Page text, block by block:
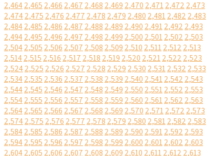
2,4642,465 2,466 2,467 2,468 2,469 2,470 2,4712,472 2,473
2,4742,475 2,476 2,477 2,478 2,479 2,480 2,4812,482 2,483
2,4842,485 2,486 2,487 2,488 2,489 2,490 2,4912,492 2,493
2,4942,495 2,496 2,497 2,498 2,499 2,500 2,5012,502 2,503
2,5042,505 2,506 2,507 2,508 2,509 2,510 2,5112,512 2,513
2,5142,515 2,516 2,517 2,518 2,519 2,520 2,5212,522 2,523
2,5242,525 2,526 2,527 2,528 2,529 2,530 2,5312,532 2,533
2,5342,535 2,536 2,537 2,538 2,539 2,540 2,5412,542 2,543
2,5442,545 2,546 2,547 2,548 2,549 2,550 2,5512,552 2,553
2,5542,555 2,556 2,557 2,558 2,559 2,560 2,5612,562 2,563
2,5642,565 2,566 2,567 2,568 2,569 2,570 2,5712,572 2,573
2,5742,575 2,576 2,577 2,578 2,579 2,580 2,5812,582 2,583
2,5842,585 2,586 2,587 2,588 2,589 2,590 2,5912,592 2,593
2,5942,595 2,596 2,597 2,598 2,599 2,600 2,6012,602 2,603
2,6042,605 2,606 2,607 2,608 2,609 2,610 2,6112,612 2,613